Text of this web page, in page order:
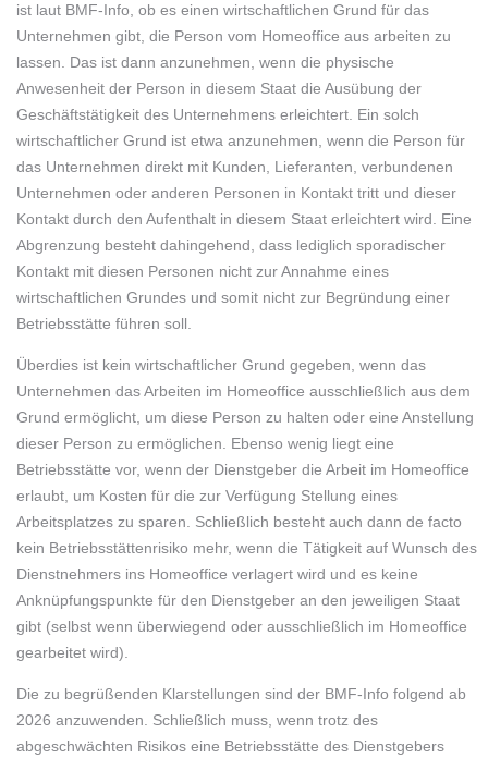
ist laut BMF-Info, ob es einen wirtschaftlichen Grund für das
Unternehmen gibt, die Person vom Homeoffice aus arbeiten zu
lassen. Das ist dann anzunehmen, wenn die physische
Anwesenheit der Person in diesem Staat die Ausübung der
Geschäftstätigkeit des Unternehmens erleichtert. Ein solch
wirtschaftlicher Grund ist etwa anzunehmen, wenn die Person für
das Unternehmen direkt mit Kunden, Lieferanten, verbundenen
Unternehmen oder anderen Personen in Kontakt tritt und dieser
Kontakt durch den Aufenthalt in diesem Staat erleichtert wird. Eine
Abgrenzung besteht dahingehend, dass lediglich sporadischer
Kontakt mit diesen Personen nicht zur Annahme eines
wirtschaftlichen Grundes und somit nicht zur Begründung einer
Betriebsstätte führen soll.
Überdies ist kein wirtschaftlicher Grund gegeben, wenn das
Unternehmen das Arbeiten im Homeoffice ausschließlich aus dem
Grund ermöglicht, um diese Person zu halten oder eine Anstellung
dieser Person zu ermöglichen. Ebenso wenig liegt eine
Betriebsstätte vor, wenn der Dienstgeber die Arbeit im Homeoffice
erlaubt, um Kosten für die zur Verfügung Stellung eines
Arbeitsplatzes zu sparen. Schließlich besteht auch dann de facto
kein Betriebsstättenrisiko mehr, wenn die Tätigkeit auf Wunsch des
Dienstnehmers ins Homeoffice verlagert wird und es keine
Anknüpfungspunkte für den Dienstgeber an den jeweiligen Staat
gibt (selbst wenn überwiegend oder ausschließlich im Homeoffice
gearbeitet wird).
Die zu begrüßenden Klarstellungen sind der BMF-Info folgend ab
2026 anzuwenden. Schließlich muss, wenn trotz des
abgeschwächten Risikos eine Betriebsstätte des Dienstgebers